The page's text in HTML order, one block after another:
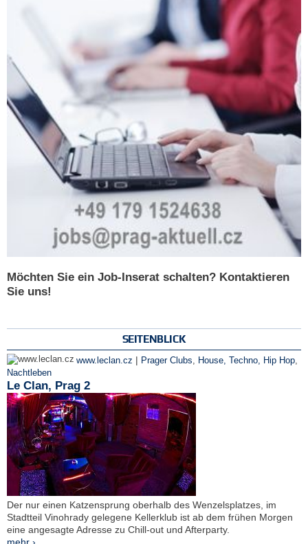
Möchten Sie ein Job-Inserat schalten? Kontaktieren
Sie uns!
SEITENBLICK
www.leclan.cz | Prager Clubs, House, Techno, Hip Hop,
Nachtleben
Le Clan, Prag 2
Der nur einen Katzensprung oberhalb des Wenzelsplatzes, im
Stadtteil Vinohrady gelegene Kellerklub ist ab dem frühen Morgen
eine angesagte Adresse zu Chill-out und Afterparty.